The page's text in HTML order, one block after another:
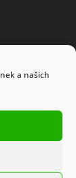
a našich